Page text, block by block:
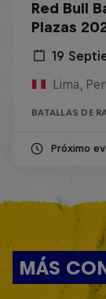
Red Bull
Plazas
19
Lima,
BATALLAS DE
Próximo
MÁS